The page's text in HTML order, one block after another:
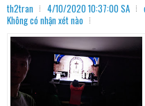
th2tran 4/10/2020 10:37:00 SA
Không có nhận xét nào